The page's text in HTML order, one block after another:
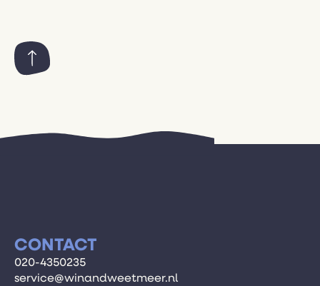
CONTACT
020-4350235
service@winandweetmeer.nl